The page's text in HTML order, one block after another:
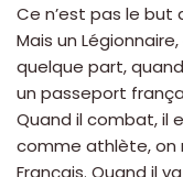
Ce n’est pas le but
Mais un
quelque part,
un passeport
Quand il combat, il
comme athlète, on
Français. Quand il